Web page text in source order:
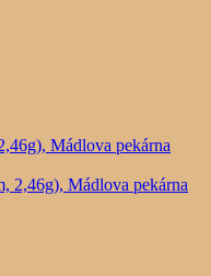
Mádlova pekárna